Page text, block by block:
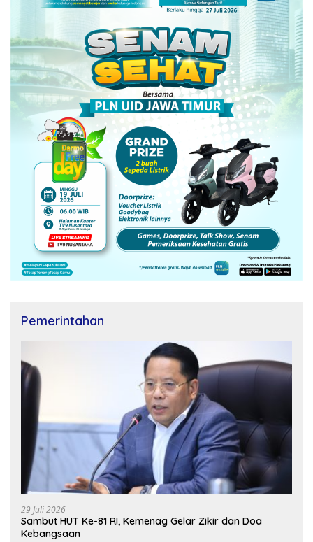
Pemerintahan
29 Juli 2026
Sambut HUT Ke-81 RI, Kemenag Gelar Zikir dan Doa
Kebangsaan